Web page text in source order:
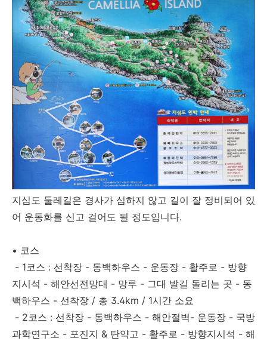
지심도 둘레길은 경사가 심하지 않고 길이 잘 정비되어 있
어 운동화를 신고 걸어도 될 정도입니다.
• 코스
- 1코스 : 선착장 - 동백하우스 - 운동장 - 활주로 - 방향
지시석 - 해안선전망대 - 망루 - 그대 발길 돌리는 곳 - 동
백하우스 - 선착장 / 총 3.4km / 1시간 소요
- 2코스 : 선착장 - 동백하우스 - 해안절벽- 운동장 - 국방
과학연구소 - 포진지 & 탄약고 - 활주로 - 방향지시석 - 해